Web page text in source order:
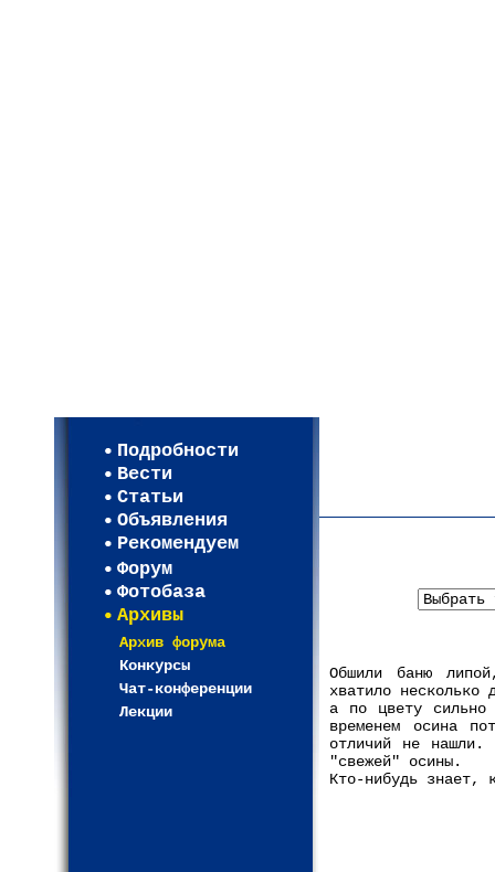
Подробности
Вести
Статьи
Объявления
Рекомендуем
Форум
Фотобаза
Архивы
Архив форума
Конкурсы
Чат-конференции
Лекции
Обшили баню
хватило
а по цвету
временем осина
отличий не нашли.
"свежей" осины.
Кто-нибудь знает,